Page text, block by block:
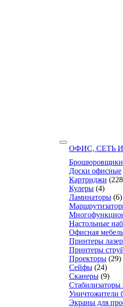
ОФИС, СЕТЬ
Брошюровщики
Доски офисные
Картриджи
Кулеры (4)
Ламинаторы (6)
Настольные
Офисная мебель
Принтеры
Принтеры
Проекторы (29)
Сейфы (24)
Сканеры (9)
Уничтожители
Экраны для